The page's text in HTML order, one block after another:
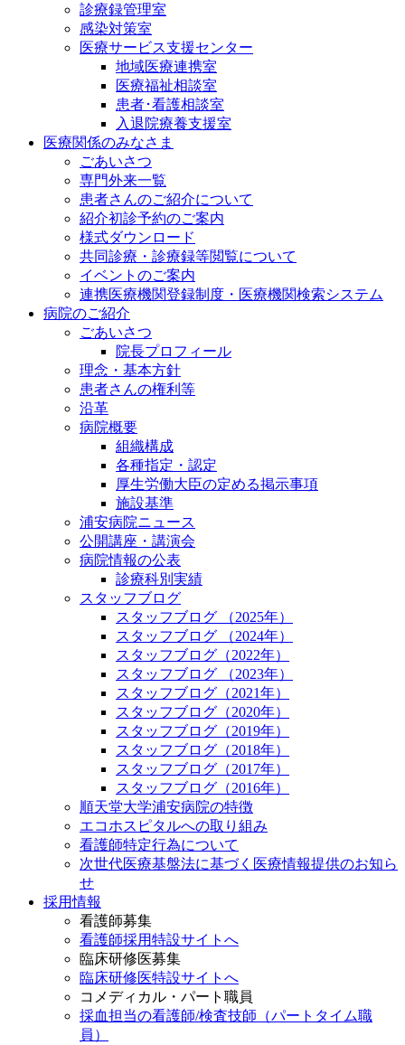
診療録管理室
感染対策室
医療サービス支援センター
地域医療連携室
医療福祉相談室
患者･看護相談室
入退院療養支援室
医療関係のみなさま
ごあいさつ
専門外来一覧
患者さんのご紹介について
紹介初診予約のご案内
様式ダウンロード
共同診療・診療録等閲覧について
イベントのご案内
連携医療機関登録制度・医療機関検索システム
病院のご紹介
ごあいさつ
院長プロフィール
理念・基本方針
患者さんの権利等
沿革
病院概要
組織構成
各種指定・認定
厚生労働大臣の定める掲示事項
施設基準
浦安病院ニュース
公開講座・講演会
病院情報の公表
診療科別実績
スタッフブログ
スタッフブログ （2025年）
スタッフブログ （2024年）
スタッフブログ（2022年）
スタッフブログ （2023年）
スタッフブログ（2021年）
スタッフブログ（2020年）
スタッフブログ（2019年）
スタッフブログ（2018年）
スタッフブログ（2017年）
スタッフブログ（2016年）
順天堂大学浦安病院の特徴
エコホスピタルへの取り組み
看護師特定行為について
次世代医療基盤法に基づく医療情報提供のお知ら
せ
採用情報
看護師募集
看護師採用特設サイトへ
臨床研修医募集
臨床研修医特設サイトへ
コメディカル・パート職員
採血担当の看護師/検査技師（パートタイム職
員）